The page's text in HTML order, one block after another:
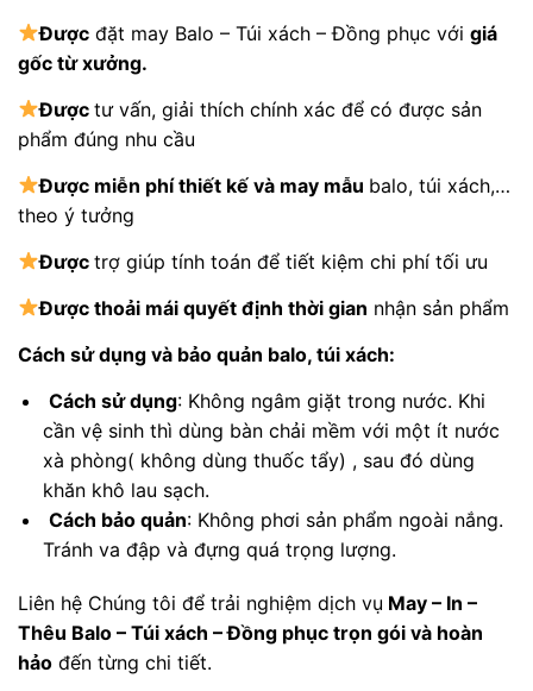
Được đặt may Balo – Túi xách – Đồng phục vớigiá
gốc từ xưởng.
Đượctư vấn, giải thích chính xác để có được sản
phẩm đúng nhu cầu
Được miễn phí thiết kế và may mẫu balo, túi xách,…
theo ý tưởng
Đượctrợ giúp tính toán để tiết kiệm chi phí tối ưu
Đượcthoải mái quyết định thời gian nhận sản phẩm
Cách sử dụng và bảo quản balo, túi xách:
Cách sử dụng: Không ngâm giặt trong nước. Khi
cần vệ sinh thì dùng bàn chải mềm với một ít nước
xà phòng( không dùng thuốc tẩy) , sau đó dùng
khăn khô lau sạch.
Cách bảo quản: Không phơi sản phẩm ngoài nắng.
Tránh va đập và đựng quá trọng lượng.
Liên hệ Chúng tôi để trải nghiệm dịch vụ May – In –
Thêu Balo – Túi xách – Đồng phục trọn gói và hoàn
hảo đến từng chi tiết.